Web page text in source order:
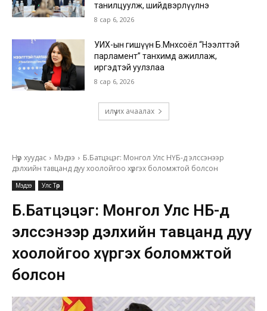
танилцуулж, шийдвэрлүүлнэ
8 сар 6, 2026
УИХ-ын гишүүн Б.Мөнхсоёл “Нээлттэй
парламент” танхимд ажиллаж,
иргэдтэй уулзлаа
8 сар 6, 2026
илүү их ачаалах